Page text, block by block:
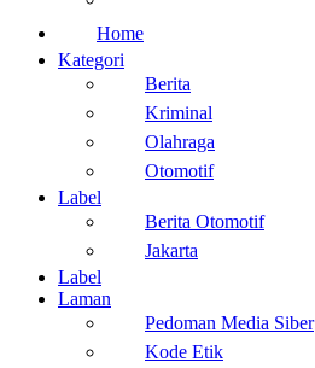
Home
Kategori
Berita
Kriminal
Olahraga
Otomotif
Label
Berita Otomotif
Jakarta
Label
Laman
Pedoman Media Siber
Kode Etik